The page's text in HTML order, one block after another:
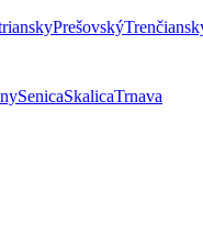
Prešovský
SenicaSkalicaTrnava